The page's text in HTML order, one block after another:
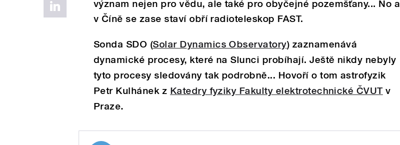
význam nejen pro vědu, ale také pro obyčejné pozemšťany... No a
v Číně se zase staví obří radioteleskop FAST.
Sonda SDO (Solar Dynamics Observatory) zaznamenává
dynamické procesy, které na Slunci probíhají. Ještě nikdy nebyly
tyto procesy sledovány tak podrobně... Hovoří o tom astrofyzik
Petr Kulhánek z Katedry fyziky Fakulty elektrotechnické ČVUTv
Praze.